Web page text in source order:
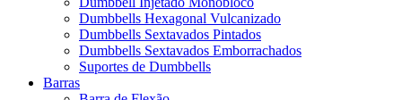
Dumbbells Hexagonal Vulcanizado
Dumbbells Sextavados Pintados
Dumbbells Sextavados Emborrachados
Suportes de Dumbbells
Barras